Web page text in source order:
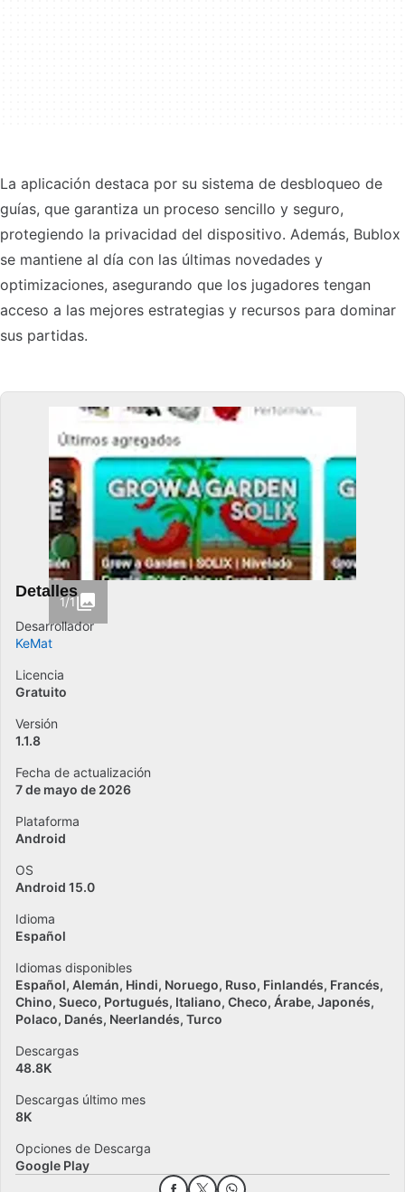
La aplicación destaca por su sistema de desbloqueo de
guías, que garantiza un proceso sencillo y seguro,
protegiendo la privacidad del dispositivo. Además, Bublox
se mantiene al día con las últimas novedades y
optimizaciones, asegurando que los jugadores tengan
acceso a las mejores estrategias y recursos para dominar
sus partidas.
1/1
Detalles
Desarrollador
KeMat
Licencia
Gratuito
Versión
1.1.8
Fecha de actualización
7 de mayo de 2026
Plataforma
Android
OS
Android 15.0
Idioma
Español
Idiomas disponibles
Español Alemán Hindi Noruego Ruso Finlandés Francés
Chino Sueco Portugués Italiano Checo Árabe Japonés
Polaco Danés Neerlandés Turco
Descargas
48.8K
Descargas último mes
8K
Opciones de Descarga
Google Play